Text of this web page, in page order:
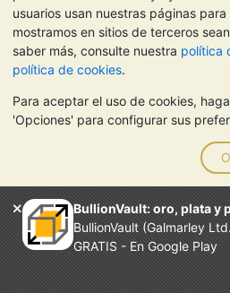
usuarios usan nuestras páginas
mostramos en sitios de terceros
saber más, consulte nuestra política
política de cookies.
Para aceptar el uso de cookies,
'Opciones' para configurar sus
BullionVault: oro, plata y
BullionVault (Galmarley
GRATIS - En Google Play
NOTA: El valor de los metales
subir. Las tendencias históricas no
futura de los precios. Nada de lo
BullionVault ni en ninguna de sus
asesoramiento en materia de
asesoramiento profesional para
preciosos es adecuado para usted.
El servicio de BullionVault es
empresa registrada en Gran
BullionVault Ltd © 2026